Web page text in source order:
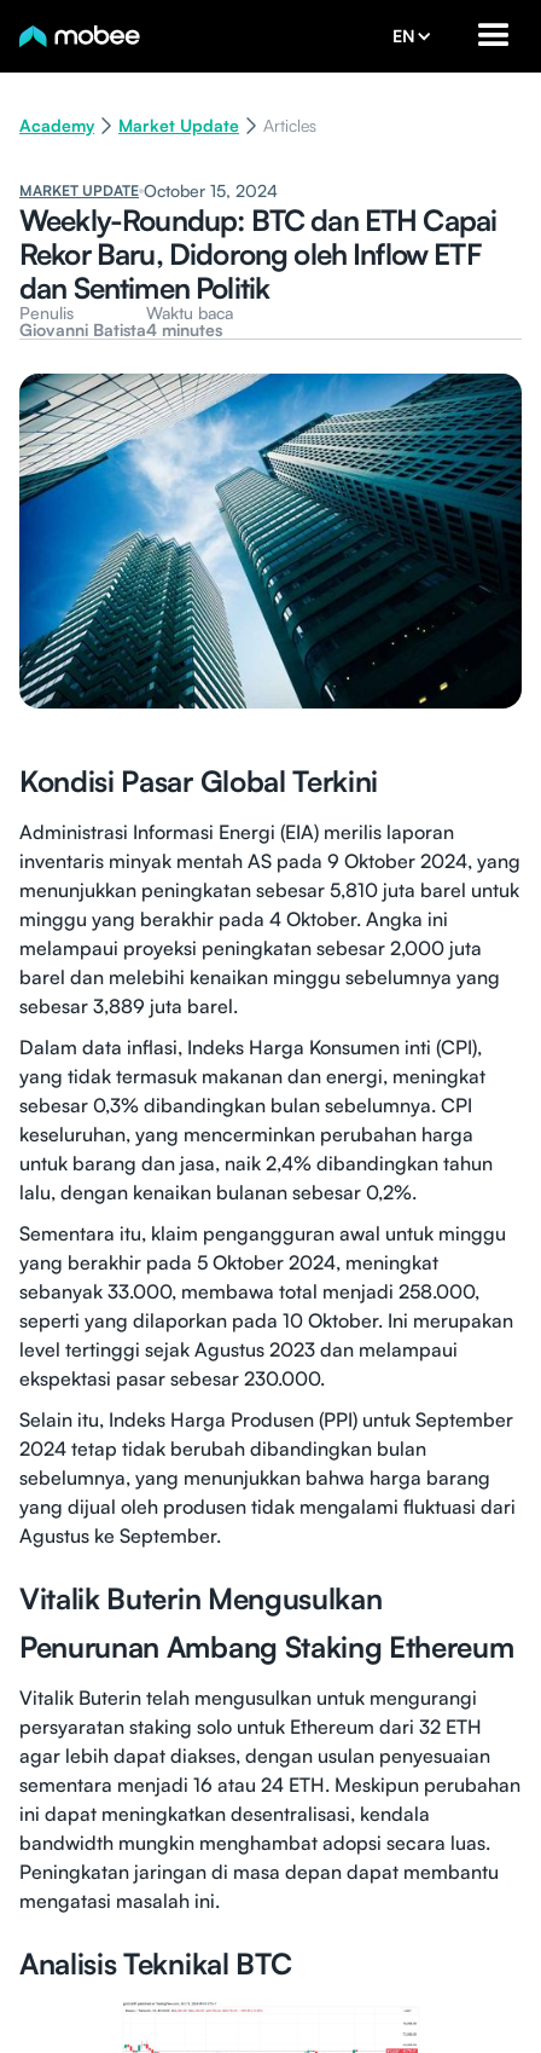
EN
Academy Market Update Articles
MARKET UPDATE October 15, 2024
Weekly-Roundup: BTC dan ETH Capai
Rekor Baru, Didorong oleh Inflow ETF
dan Sentimen Politik
Penulis
Giovanni Batista
Waktu baca
4 minutes
Kondisi Pasar Global Terkini
Administrasi Informasi Energi (EIA) merilis laporan
inventaris minyak mentah AS pada 9 Oktober 2024, yang
menunjukkan peningkatan sebesar 5,810 juta barel untuk
minggu yang berakhir pada 4 Oktober. Angka ini
melampaui proyeksi peningkatan sebesar 2,000 juta
barel dan melebihi kenaikan minggu sebelumnya yang
sebesar 3,889 juta barel.
Dalam data inflasi, Indeks Harga Konsumen inti (CPI),
yang tidak termasuk makanan dan energi, meningkat
sebesar 0,3% dibandingkan bulan sebelumnya. CPI
keseluruhan, yang mencerminkan perubahan harga
untuk barang dan jasa, naik 2,4% dibandingkan tahun
lalu, dengan kenaikan bulanan sebesar 0,2%.
Sementara itu, klaim pengangguran awal untuk minggu
yang berakhir pada 5 Oktober 2024, meningkat
sebanyak 33.000, membawa total menjadi 258.000,
seperti yang dilaporkan pada 10 Oktober. Ini merupakan
level tertinggi sejak Agustus 2023 dan melampaui
ekspektasi pasar sebesar 230.000.
Selain itu, Indeks Harga Produsen (PPI) untuk September
2024 tetap tidak berubah dibandingkan bulan
sebelumnya, yang menunjukkan bahwa harga barang
yang dijual oleh produsen tidak mengalami fluktuasi dari
Agustus ke September.
Vitalik Buterin Mengusulkan
Penurunan Ambang Staking Ethereum
Vitalik Buterin telah mengusulkan untuk mengurangi
persyaratan staking solo untuk Ethereum dari 32 ETH
agar lebih dapat diakses, dengan usulan penyesuaian
sementara menjadi 16 atau 24 ETH. Meskipun perubahan
ini dapat meningkatkan desentralisasi, kendala
bandwidth mungkin menghambat adopsi secara luas.
Peningkatan jaringan di masa depan dapat membantu
mengatasi masalah ini.
Analisis Teknikal BTC